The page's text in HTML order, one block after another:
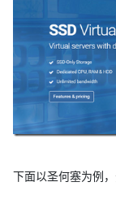
下面以圣何塞为例